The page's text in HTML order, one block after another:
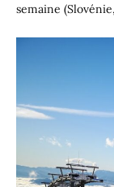
semaine